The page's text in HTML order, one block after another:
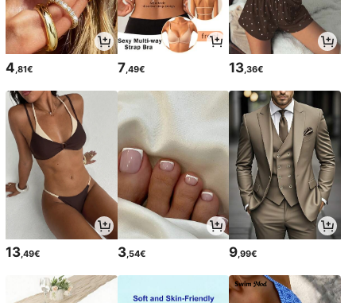
4 ,81€ 7 ,49€ 13 ,36€
13,49€ 3,54€ 9,99€